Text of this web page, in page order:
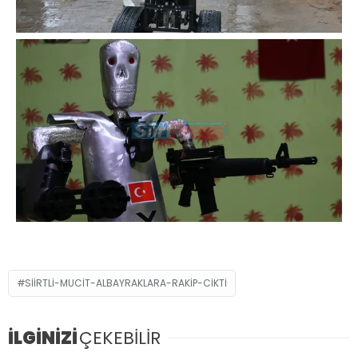
SIIRTLI-MUCIT-ALBAYRAKLARA-RAKIP-CIKTI
İLGİNİZİÇEKEBİLİR